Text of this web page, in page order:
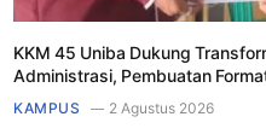
KKM 45 Uniba Dukung
Administrasi, Pembuatan
KAMPUS 2 Agustus 2026